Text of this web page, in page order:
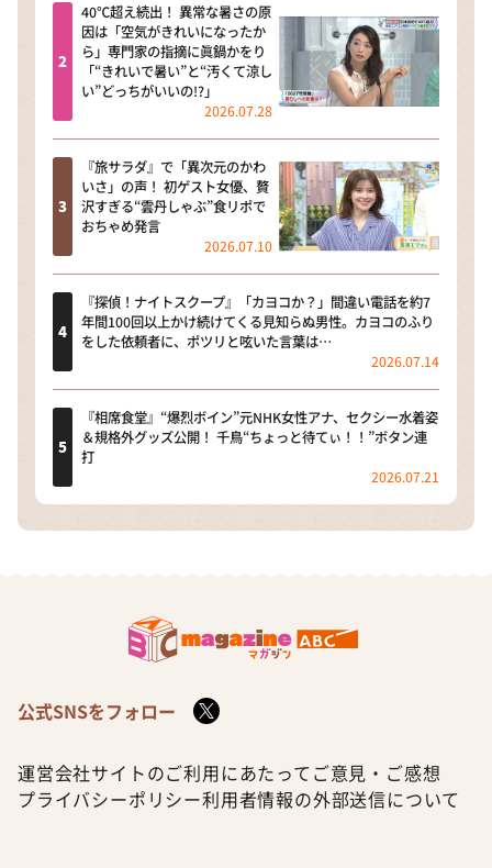
40℃超え続出！ 異常な暑さの原
因は「空気がきれいになったか
ら」専門家の指摘に眞鍋かをり
「“きれいで暑い”と“汚くて涼し
い”どっちがいいの!?」
2026.07.28
『旅サラダ』で「異次元のかわ
いさ」の声！ 初ゲスト女優、贅
沢すぎる“雲丹しゃぶ”食リポで
おちゃめ発言
2026.07.10
『探偵！ナイトスクープ』「カヨコか？」間違い電話を約7
年間100回以上かけ続けてくる見知らぬ男性。カヨコのふり
をした依頼者に、ポツリと呟いた言葉は…
2026.07.14
『相席食堂』“爆烈ボイン”元NHK女性アナ、セクシー水着姿
＆規格外グッズ公開！ 千鳥“ちょっと待てぃ！！”ボタン連
打
2026.07.21
公式SNSをフォロー
運営会社サイトのご利用にあたって ご意見・ご感想
プライバシーポリシー利用者情報の外部送信について